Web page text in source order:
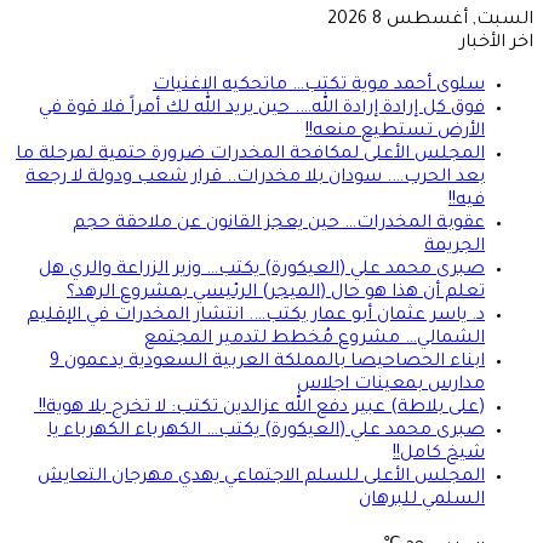
السبت, أغسطس 8 2026
اخر الأخبار
سلوى أحمد موية تكتب… ماتحكيه الاغنيات
فوق كل إرادة إرادة الله…. حين يريد الله لك أمراً فلا قوة في
الأرض تستطيع منعه!!
المجلس الأعلى لمكافحة المخدرات ضرورة حتمية لمرحلة ما
بعد الحرب…. سودان بلا مخدرات.. قرار شعب ودولة لا رجعة
فيه!!
عقوبة المخدرات… حين يعجز القانون عن ملاحقة حجم
الجريمة
صبرى محمد علي (العيكورة) يكتب… وزير الزراعة والري هل
تعلم أن هذا هو حال (الميجر) الرئيسي بمشروع الرهد؟
د. ياسر عثمان أبو عمار يكتب…. انتشار المخدرات في الإقليم
الشمالي… مشروع مُخطط لتدمير المجتمع
ابناء الحصاحيصا بالمملكة العربية السعودية يدعمون 9
مدارس بمعينات اجلاس
(على بلاطة) عبير دفع الله عزالدين تكتب: لا تخرج بلا هوية!!
صبرى محمد علي (العيكورة) يكتب… الكهرباء الكهرباء يا
شيخ كامل!!
المجلس الأعلى للسلم الاجتماعي يهدي مهرجان التعايش
السلمي للبرهان